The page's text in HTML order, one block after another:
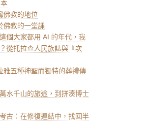
佛教的地位
佛教的一堂課
個大家都用 AI 的年代，我
從托拉查人民族誌與『次
雅五種神聖而獨特的葬禮傳
水千山的旅途，到拼湊博士
古：在修復連結中，找回半